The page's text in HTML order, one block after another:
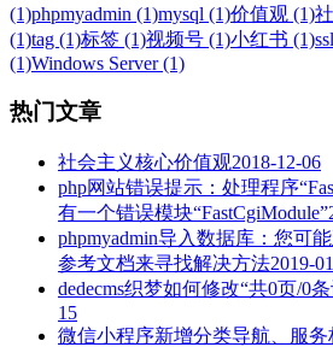
(1)phpmyadmin (1)mysql (1)价值观 (1)
(1)tag (1)标签 (1)视频号 (1)小红书 (1)
(1)Windows Server (1)
热门文章
社会主义核心价值观2018-12-06
php网站错误提示：处理程序
有一个错误模块“FastCgiModule”
phpmyadmin导入数据库：您可
参考文档来寻找解决方法2019-
dedecms织梦如何修改“共0页/0
15
微信小程序新增分类导航、服